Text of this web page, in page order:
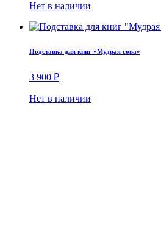
Нет в наличии
Подставка для книг «Мудрая сова»
3 900 ₽
Нет в наличии